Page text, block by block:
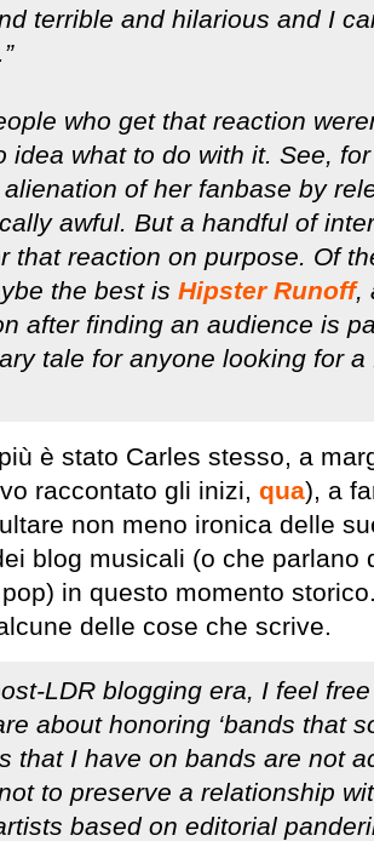
terrible and hilarious and I
who get that reaction
idea what to do with it. See,
alienation of her fanbase by
awful. But a handful of
that reaction on purpose. Of
the best is Hipster Runoff,
after finding an audience is
tale for anyone looking for
è stato Carles stesso, a
raccontato gli inizi, qua), a
non meno ironica delle
blog musicali (o che parlano
in questo momento
delle cose che scrive.
LDR blogging era, I feel
about honoring ‘bands that
that I have on bands are not
to preserve a relationship
based on editorial